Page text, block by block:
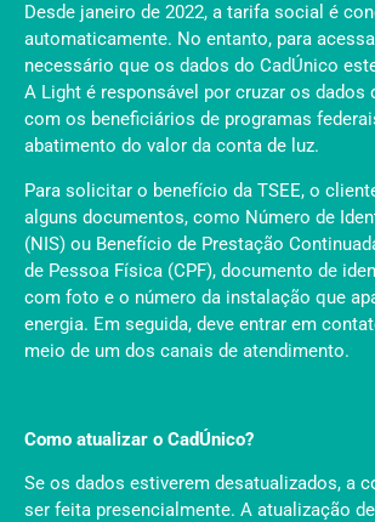
Desde janeiro de 2022, a tarifa social é
automaticamente. No entanto, para
necessário que os dados do CadÚnico
A Light é responsável por cruzar os dados
com os beneficiários de programas
abatimento do valor da conta de luz.
Para solicitar o benefício da TSEE, o
alguns documentos, como Número de
(NIS) ou Benefício de Prestação
de Pessoa Física (CPF), documento de
com foto e o número da instalação que
energia. Em seguida, deve entrar em
meio de um dos canais de atendimento.
Como atualizar o CadÚnico?
Se os dados estiverem desatualizados, a
ser feita presencialmente. A atualização